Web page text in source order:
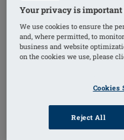
Référence de l'article: 386
Profil de bonnets fort
Your privacy is important
We use cookies to ensure the
and, where permitted, to
business and website
on the cookies we use, please
Cookies
Reject All